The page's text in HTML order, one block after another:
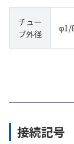
チュー
ブ外径
φ1/
接続記号